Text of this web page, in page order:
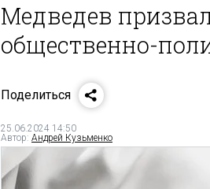
Медведев
общественно-
Поделиться
25.06.2024 14:50
Автор: Андрей Кузьменко